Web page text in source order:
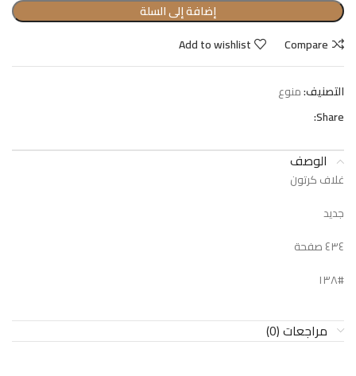
إضافة إلى السلة
Compare
Add to wishlist
التصنيف:منوع
Share:
الوصف
غلاف كرتون
جديد
٤٣٤ صفحة
#١٣٨
مراجعات (0)